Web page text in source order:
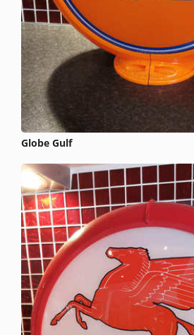
Globe Gulf